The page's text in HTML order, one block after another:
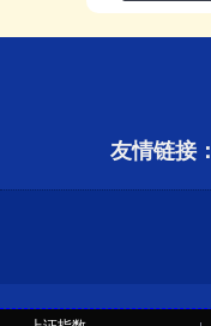
友情链接：